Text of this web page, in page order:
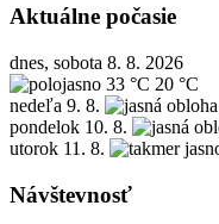
Aktuálne počasie
dnes, sobota 8. 8. 2026
33 °C 20 °C
nedeľa 9. 8.
pondelok 10. 8.
utorok 11. 8.
Návštevnosť